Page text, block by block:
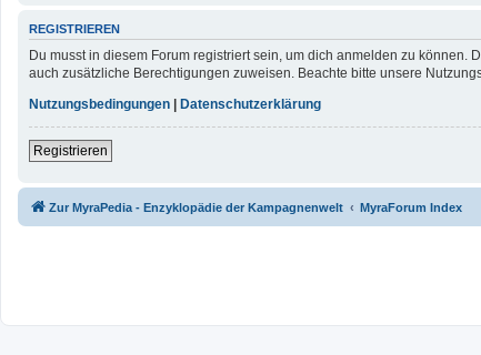
REGISTRIEREN
Du musst in diesem Forum registriert sein, um dich anmelden zu
auch zusätzliche Berechtigungen zuweisen. Beachte bitte unsere
Nutzungsbedingungen | Datenschutzerklärung
Registrieren
Zur MyraPedia - Enzyklopädie der Kampagnenwelt MyraForum Index